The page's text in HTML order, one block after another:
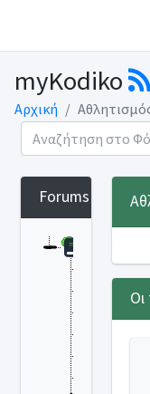
myKodiko
Αρχική
Forums